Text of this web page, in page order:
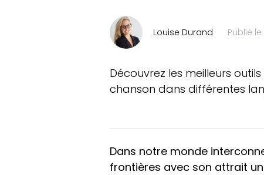
Louise Durand Publié le
Découvrez les meilleurs
chanson dans différentes
Dans notre monde
frontières avec son attrait